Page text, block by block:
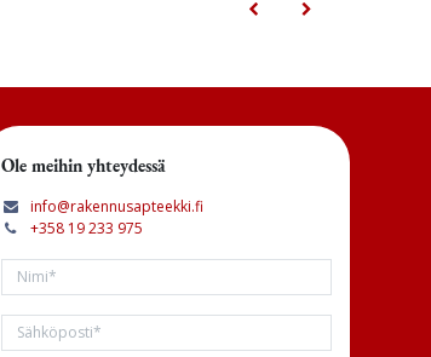
Ole meihin yhteydessä
info@rakennusapteekki.fi
+358 19 233 975